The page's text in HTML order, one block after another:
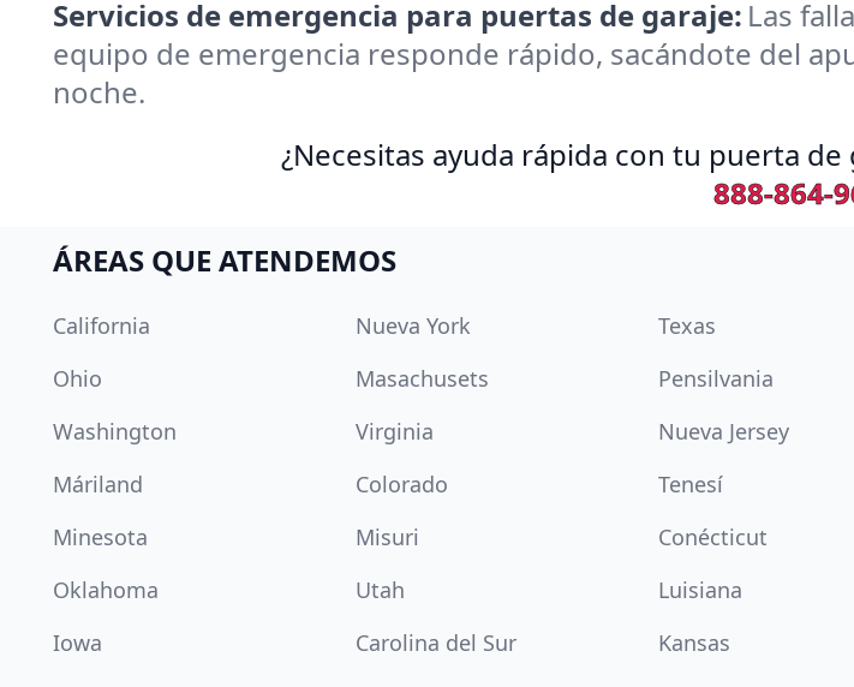
Servicios de emergencia para puertas de garaje: Las
equipo de emergencia responde rápido, sacándote del
noche.
¿Necesitas ayuda rápida con tu puerta
888-864-
ÁREAS QUE ATENDEMOS
California Nueva York Texas
Ohio
Masachusets Pensilvania
Washington
Virginia Nueva Jersey
Máriland
Colorado Tenesí
Minesota
Misuri Conécticut
Oklahoma
Utah Luisiana
Iowa
Carolina del Sur Kansas